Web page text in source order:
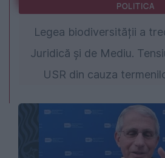
POLITICA
Legea biodiversității a
Juridică și de Mediu.
USR din cauza